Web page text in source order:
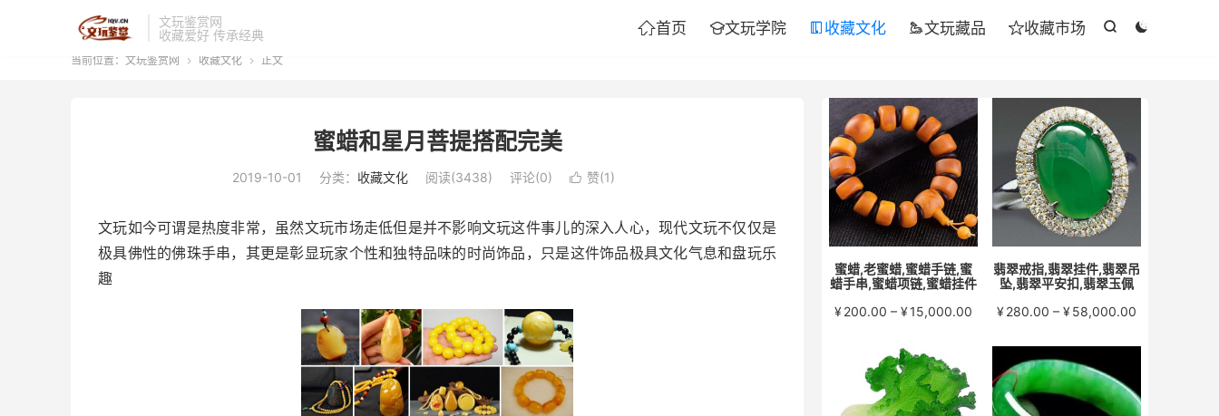
文玩鉴赏网
收藏爱好 传承经典


首页 文玩学院  收藏文化 文玩藏品 收藏市场
当前位置： 文玩鉴赏网  收藏文化  正文
蜜蜡和星月菩提搭配完美
2019-10-01 分类： 收藏文化 阅读(3438) 评论(0)  赞(1)
文玩如今可谓是热度非常，虽然文玩市场走低但是并不影响文玩这件事儿的深入人心，现代文玩不仅仅是
极具佛性的佛珠手串，其更是彰显玩家个性和独特品味的时尚饰品，只是这件饰品极具文化气息和盘玩乐
趣
蜜蜡,老蜜蜡,蜜蜡手链,蜜
蜡手串,蜜蜡项链,蜜蜡挂件
¥200.00 – ¥15,000.00
¥200.00
至
翡翠戒指,翡翠挂件,翡翠吊
坠,翡翠平安扣,翡翠玉佩
¥280.00 – ¥58,000.00
范
至